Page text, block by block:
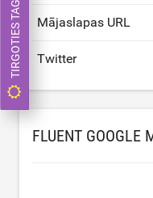
Mājaslapas URL
Twitter
FLUENT GOOGLE
TIRGOTIES TAGAD